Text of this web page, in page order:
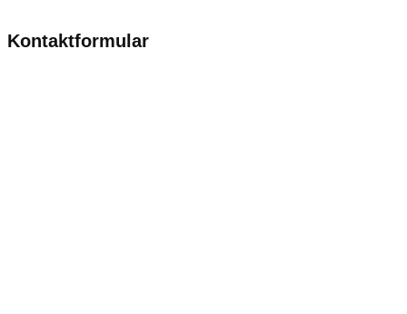
Kontaktformular